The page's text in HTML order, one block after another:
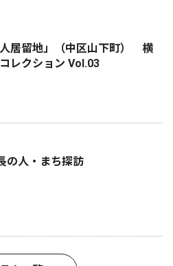
人居留地」（中区山下町） 横
レクション Vol.03
人・まち探訪